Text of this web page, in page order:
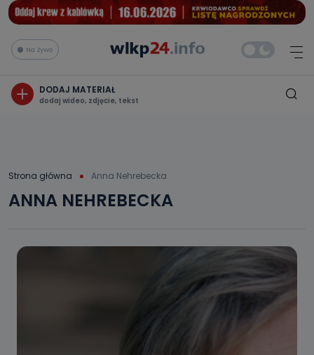
Na żywo
DODAJ MATERIAŁ
dodaj wideo, zdjęcie, tekst
Strona główna Anna Nehrebecka
ANNA NEHREBECKA